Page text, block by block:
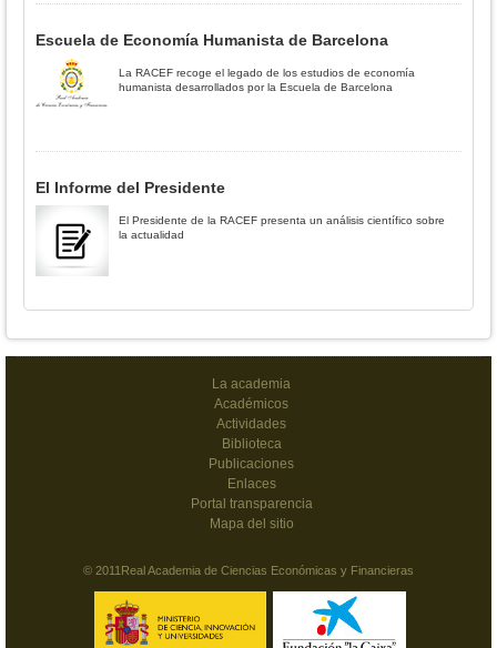
Escuela de Economía Humanista de Barcelona
La RACEF recoge el legado de los estudios de economía
humanista desarrollados por la Escuela de Barcelona
El Informe del Presidente
El Presidente de la RACEF presenta un análisis científico sobre
la actualidad
La academia
Académicos
Actividades
Biblioteca
Publicaciones
Enlaces
Portal transparencia
Mapa del sitio
© 2011Real Academia de Ciencias Económicas y Financieras